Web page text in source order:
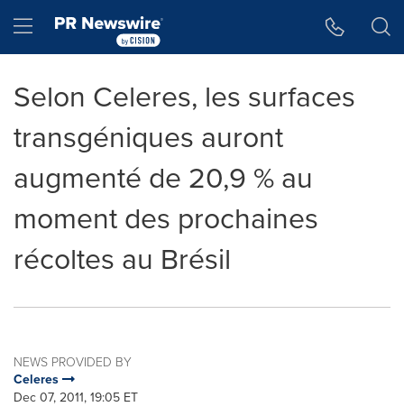
Hamburger menu
Selon Celeres, les surfaces
transgéniques auront
augmenté de 20,9 % au
moment des prochaines
récoltes au Brésil
NEWS PROVIDED BY
Celeres
Dec 07, 2011, 19:05 ET